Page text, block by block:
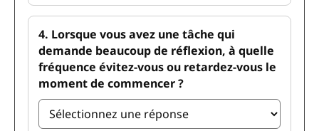
4. Lorsque vous avez une tâche qui
demande beaucoup de réflexion, à quelle
fréquence évitez-vous ou retardez-vous le
moment de commencer ?